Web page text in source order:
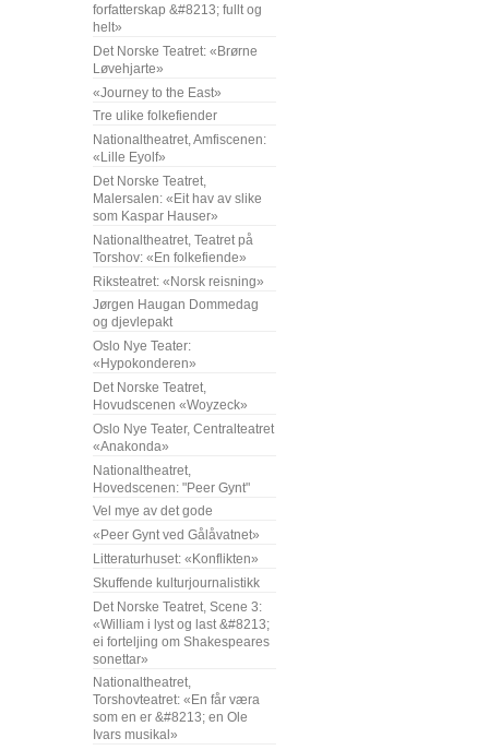
forfatterskap &#8213; fullt og
helt»
Det Norske Teatret: «Brørne
Løvehjarte»
«Journey to the East»
Tre ulike folkefiender
Nationaltheatret, Amfiscenen:
«Lille Eyolf»
Det Norske Teatret,
Malersalen: «Eit hav av slike
som Kaspar Hauser»
Nationaltheatret, Teatret på
Torshov: «En folkefiende»
Riksteatret: «Norsk reisning»
Jørgen Haugan Dommedag
og djevlepakt
Oslo Nye Teater:
«Hypokonderen»
Det Norske Teatret,
Hovudscenen «Woyzeck»
Oslo Nye Teater, Centralteatret
«Anakonda»
Nationaltheatret,
Hovedscenen: "Peer Gynt"
Vel mye av det gode
«Peer Gynt ved Gålåvatnet»
Litteraturhuset: «Konflikten»
Skuffende kulturjournalistikk
Det Norske Teatret, Scene 3:
«William i lyst og last &#8213;
ei forteljing om Shakespeares
sonettar»
Nationaltheatret,
Torshovteatret: «En får væra
som en er &#8213; en Ole
Ivars musikal»